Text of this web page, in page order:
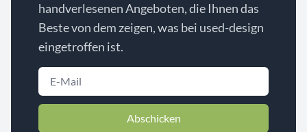
handverlesenen Angeboten, die Ihnen das
Beste von dem zeigen, was bei used-design
eingetroffen ist.
Abschicken